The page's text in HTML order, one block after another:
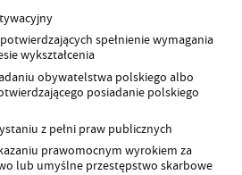
spełnienie wymagania
wykształcenia
obywatelstwa polskiego albo
posiadanie polskiego
z pełni praw publicznych
prawomocnym wyrokiem za
lub umyślne przestępstwo skarbowe